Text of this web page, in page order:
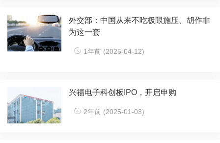
外交部：中国从来不吃极限施压、胡作非
为这一套
1年前 (2025-04-12)
兴福电子科创板IPO，开启申购
2年前 (2025-01-03)